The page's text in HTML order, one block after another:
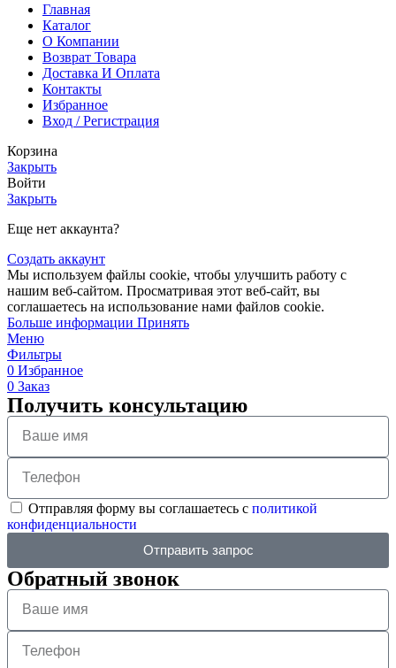
Главная
Каталог
О Компании
Возврат Товара
Доставка И Оплата
Контакты
Избранное
Вход / Регистрация
Корзина
Закрыть
Войти
Закрыть
Еще нет аккаунта?
Создать аккаунт
Мы используем файлы cookie, чтобы улучшить работу с
нашим веб-сайтом. Просматривая этот веб-сайт, вы
соглашаетесь на использование нами файлов cookie.
Больше информации Принять
Меню
Фильтры
0 Избранное
0 Заказ
Получить консультацию
Отправляя форму вы соглашаетесь с политикой
конфиденциальности
Отправить запрос
Обратный звонок